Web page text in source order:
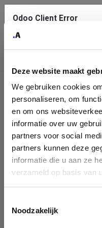
Deze website maakt
We gebruiken cookies
personaliseren, om
en om ons
informatie over uw
partners voor social
partners kunnen deze
informatie die u aan ze
verzameld op basis van
Noodzakelijk
Company
Identification
Please fill in your
You can search a company in
enterprise ID. When a
form. If you don't find your
Odoo Client Error
service.
See details
Ok